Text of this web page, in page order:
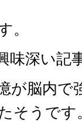
。
味深い記
が脳内
そうです